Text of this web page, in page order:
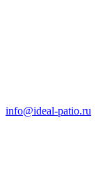
info@ideal-patio.ru